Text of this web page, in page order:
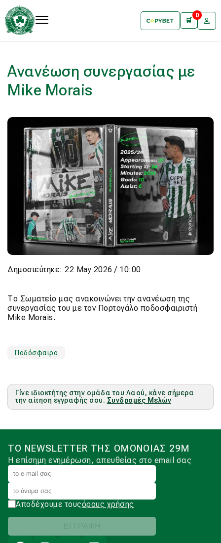
🛒
0
Ανανέωση συνεργασίας με
Mike Morais
Δημοσιεύτηκε: 22 May 2026 / 10:00
Το Σωματείο μας ανακοινώνει την ανανέωση της
συνεργασίας του με τον Πορτογάλο ποδοσφαιριστή
Mike Morais.
Ποδόσφαιρο
Γίνε ιδιοκτήτης στην ομάδα του Λαού, κάνε σήμερα
την αίτηση εγγραφής σου. Συνδρομές Μελών
ΤΟ NEWSLETTER ΤΗΣ ΟΜΟΝΟΙΑΣ 29Μ
Η επίσημη ενημέρωση, απευθείας στο email σας
Αποδέχουμε τουςόρους χρήσης